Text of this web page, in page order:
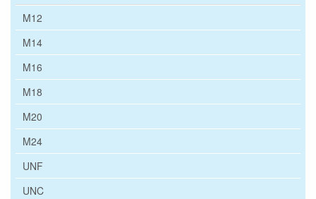
M12
M14
M16
M18
M20
M24
UNF
UNC